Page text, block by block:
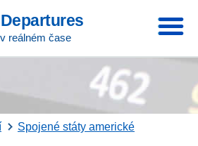
reálném čase
Spojené státy americké